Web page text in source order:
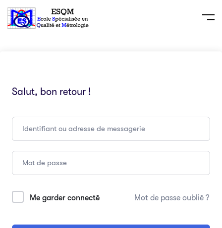
Salut, bon retour !
Me garder connecté Mot de passe oublié ?